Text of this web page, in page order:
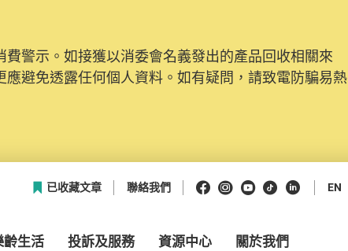
警示。如接獲以消委會名義發出的產品回收相關來
避免透露任何個人資料。如有疑問，請致電防騙易熱
經進行升級及推出新功能。由2025年11月10日起，
）註冊帳戶，才可提交投訴、查詢及建議。所有提交
已收藏文章 聯絡我們 Facebook
Instagram
Youtube
抖音領英 EN
齡生活 投訴及服務 資源中心 關於我們